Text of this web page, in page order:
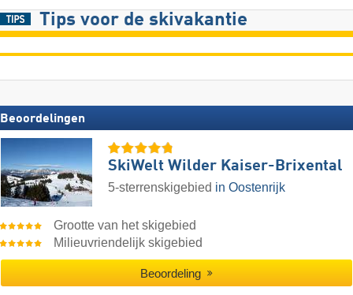
Tips voor de skivakantie
Beoordelingen
SkiWelt Wilder Kaiser-Brixental
5-sterrenskigebied in Oostenrijk
Grootte van het skigebied
Milieuvriendelijk skigebied
Beoordeling